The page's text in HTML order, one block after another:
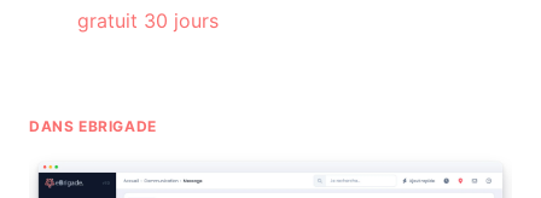
gratuit 30 jours
DANS EBRIGADE